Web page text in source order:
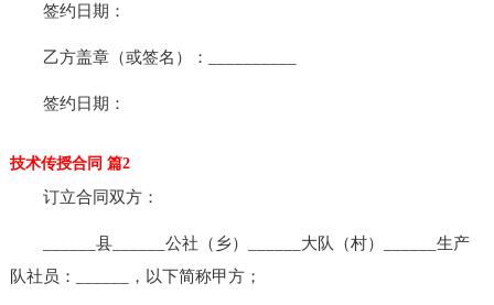
签约日期：
乙方盖章（或签名）：__________
签约日期：
技术传授合同 篇2
订立合同双方：
______县______公社（乡）______大队（村）______生产
队社员：______，以下简称甲方；